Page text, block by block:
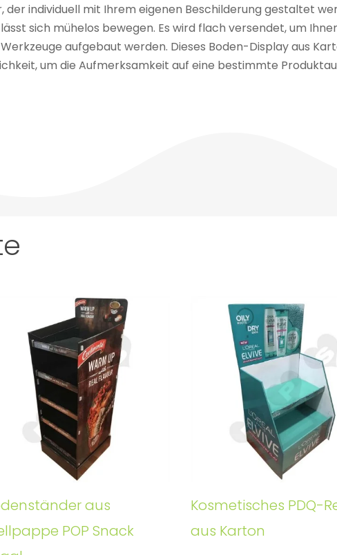
individuell mit Ihrem eigenen Beschilderung gestaltet
sich mühelos bewegen. Es wird flach versendet, um
aufgebaut werden. Dieses Boden-Display aus
um die Aufmerksamkeit auf eine bestimmte
aus
POP Snack
Kosmetisches PDQ-
aus Karton